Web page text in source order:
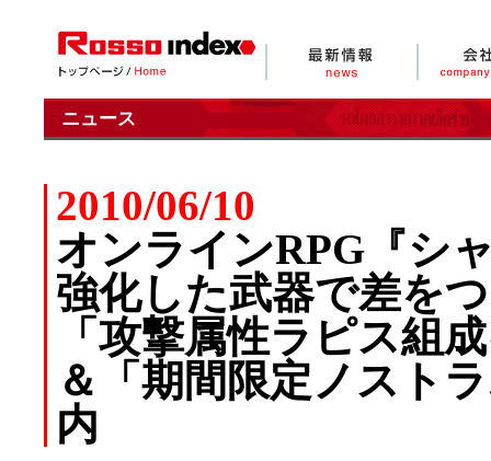
ニュース
2010/06/10
オンラインRPG『シ
強化した武器で差を
「攻撃属性ラピス組
＆「期間限定ノスト
内